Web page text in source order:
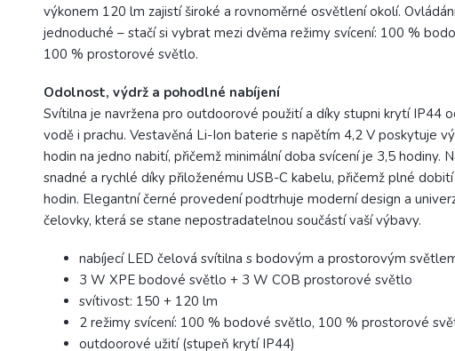
výkonem 120 lm zajistí široké a rovnoměrné osvětlení okolí.
jednoduché – stačí si vybrat mezi dvěma režimy svícení: 100 %
100 % prostorové světlo.
Odolnost, výdrž a pohodlné nabíjení
Svítilna je navržena pro outdoorové použití a díky stupni krytí IP44
vodě i prachu. Vestavěná Li-Ion baterie s napětím 4,2 V poskytuje
hodin na jedno nabití, přičemž minimální doba svícení je 3,5 hodiny.
snadné a rychlé díky přiloženému USB-C kabelu, přičemž plné
hodin. Elegantní černé provedení podtrhuje moderní design a
čelovky, která se stane nepostradatelnou součástí vaší výbavy.
nabíjecí LED čelová svítilna s bodovým a prostorovým
3 W XPE bodové světlo + 3 W COB prostorové světlo
svítivost: 150 + 120 lm
2 režimy svícení: 100 % bodové světlo, 100 % prostorové
outdoorové užití (stupeň krytí IP44)